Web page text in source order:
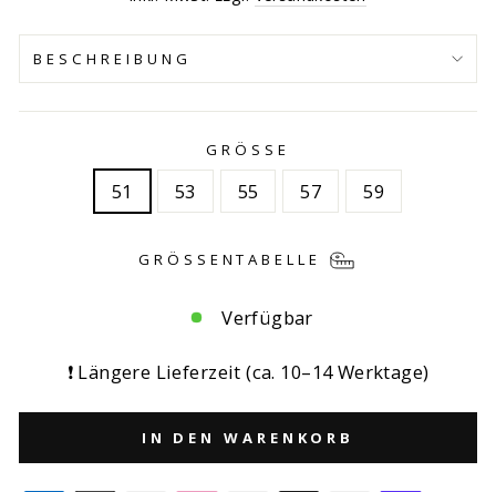
BESCHREIBUNG
GRÖSSE
51 53 55 57 59
GRÖSSENTABELLE
Verfügbar
❗ Längere Lieferzeit (ca. 10–14 Werktage)
IN DEN WARENKORB